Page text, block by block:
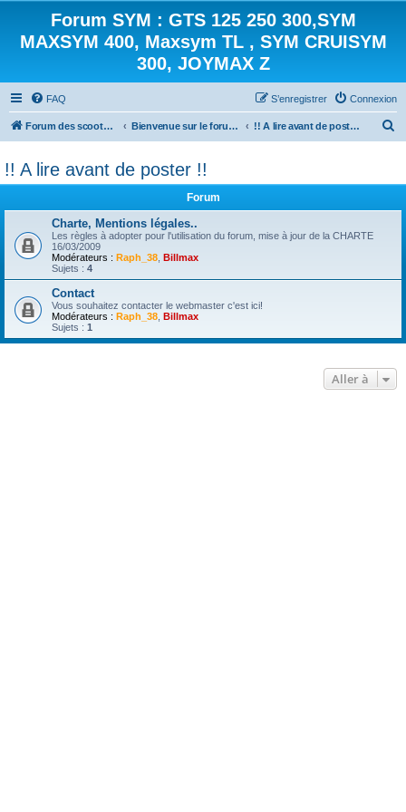
Forum SYM : GTS 125 250 300,SYM
MAXSYM 400, Maxsym TL , SYM CRUISYM
300, JOYMAX Z
FAQ Connexion
S’enregistrer
Forum des scooters SYM - GTS -MAXSYM - CRUISYM - JOYMAX - Maxsym TL Bienvenue sur le forum des scooters de la gamme SYM !! A lire avant de poster !!
e
h
!! A lire avant de poster !!
Forum
Charte, Mentions légales..
Les règles à adopter pour l'utilisation du forum, mise à jour de la CHARTE
16/03/2009
Modérateurs : Raph_38 Billmax
Sujets : 4
Contact
Vous souhaitez contacter le webmaster c'est ici!
Modérateurs : Raph_38 Billmax
Sujets : 1
Aller à